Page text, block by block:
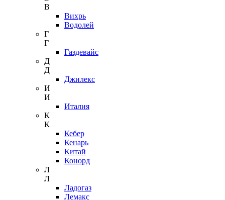
В
Вихрь
Водолей
Г
Г
Газдевайс
Д
Д
Джилекс
И
И
Италия
К
К
Кебер
Кенарь
Китай
Конорд
Л
Л
Ладогаз
Лемакс